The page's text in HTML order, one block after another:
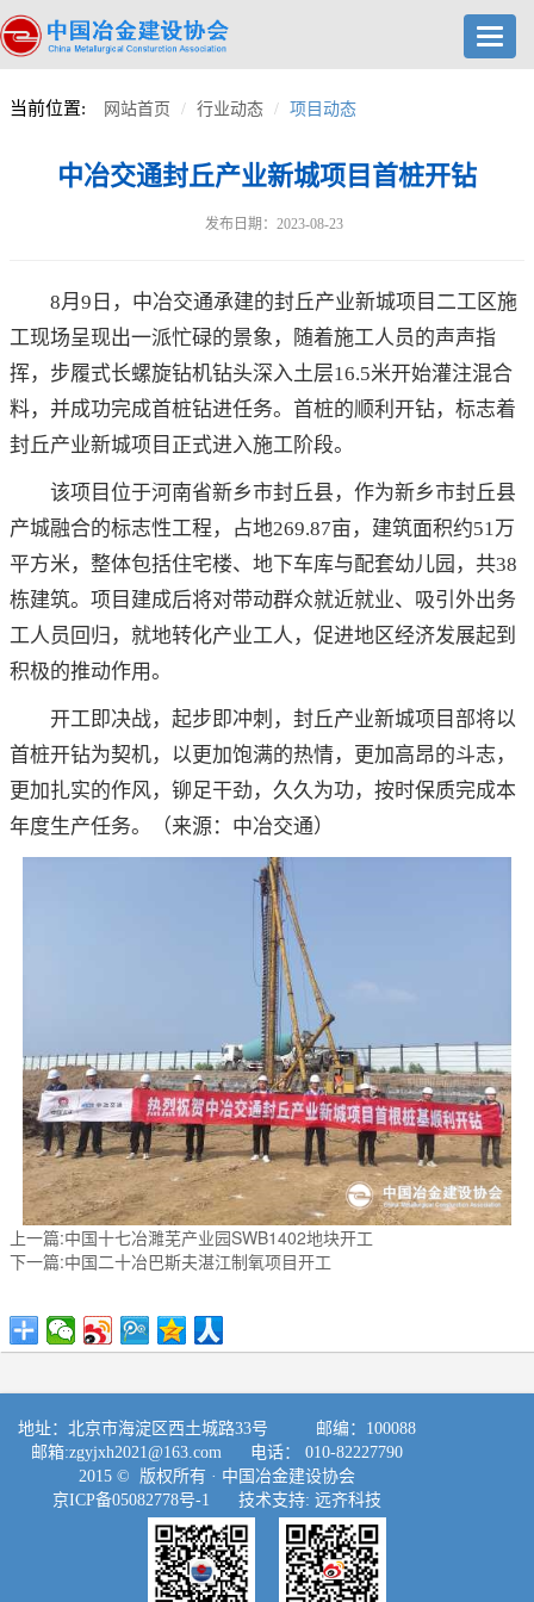
当前位置: 网站首页 行业动态 项目动态
中冶交通封丘产业新城项目首桩开钻
发布日期：2023-08-23
8月9日，中冶交通承建的封丘产业新城项目二工区施
工现场呈现出一派忙碌的景象，随着施工人员的声声指
挥，步履式长螺旋钻机钻头深入土层16.5米开始灌注混合
料，并成功完成首桩钻进任务。首桩的顺利开钻，标志着
封丘产业新城项目正式进入施工阶段。
该项目位于河南省新乡市封丘县，作为新乡市封丘县
产城融合的标志性工程，占地269.87亩，建筑面积约51万
平方米，整体包括住宅楼、地下车库与配套幼儿园，共38
栋建筑。项目建成后将对带动群众就近就业、吸引外出务
工人员回归，就地转化产业工人，促进地区经济发展起到
积极的推动作用。
开工即决战，起步即冲刺，封丘产业新城项目部将以
首桩开钻为契机，以更加饱满的热情，更加高昂的斗志，
更加扎实的作风，铆足干劲，久久为功，按时保质完成本
年度生产任务。（来源：中冶交通）
上一篇:中国十七冶濉芜产业园SWB1402地块开工
下一篇:中国二十冶巴斯夫湛江制氧项目开工
地址：北京市海淀区西土城路33号 邮编：100088
邮箱:zgyjxh2021@163.com 电话： 010-82227790
2015 © 版权所有 · 中国冶金建设协会
京ICP备05082778号-1
技术支持: 远齐科技